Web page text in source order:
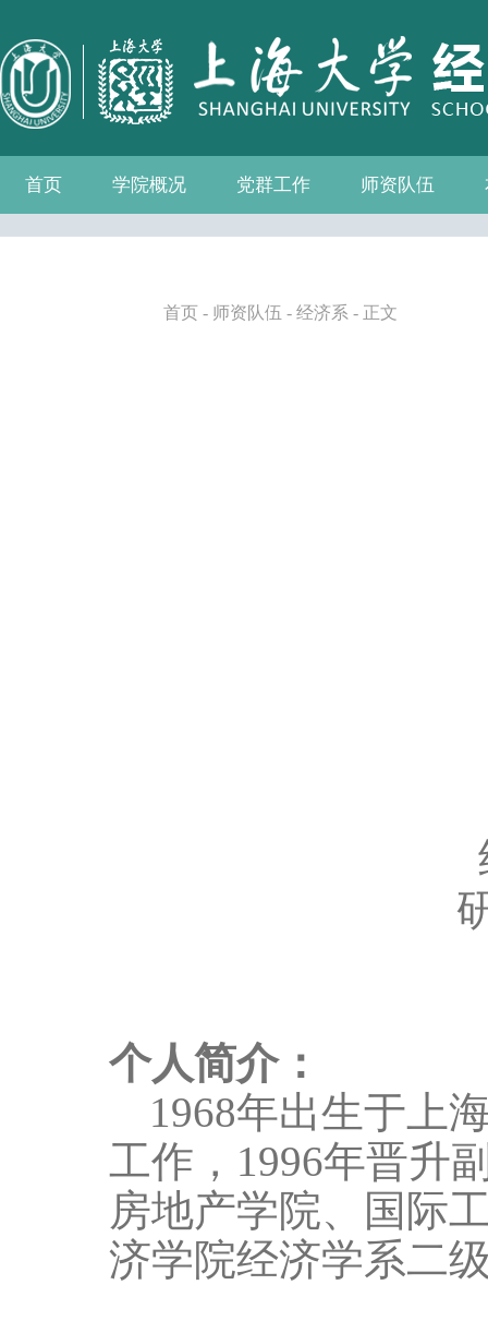
首页 学院概况
学院介绍 学院简介
发展历程
历任院长
现任领导
组织机构
学院愿景
党群工作
党务公开
党的建设
群众团体 工会
青联会
妇委会
退管会
学院制度
师资队伍
教师名录
人事专栏
招聘信息
博士后流动站
首页 - 师资队伍 - 经济系 - 正文
个人简介：
1968年出生于上
工作， 1996年晋升
房地产学院、国际
济学院经济学系二